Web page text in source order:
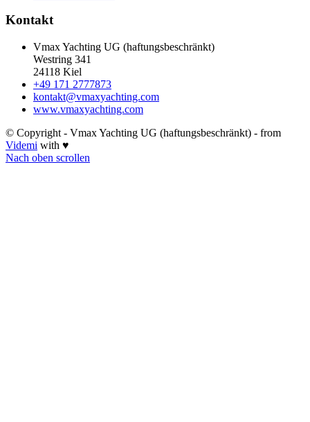
Kontakt
Vmax Yachting UG (haftungsbeschränkt)
Westring 341
24118 Kiel
+49 171 2777873
kontakt@vmaxyachting.com
www.vmaxyachting.com
© Copyright - Vmax Yachting UG (haftungsbeschränkt) - from
Videmi with ♥
Nach oben scrollen